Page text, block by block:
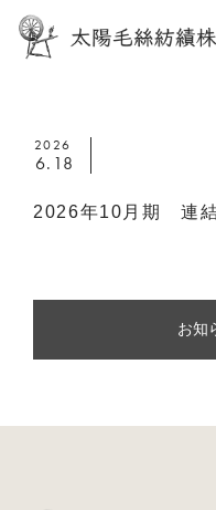
2026
6.18
2026年10月期 連
お知